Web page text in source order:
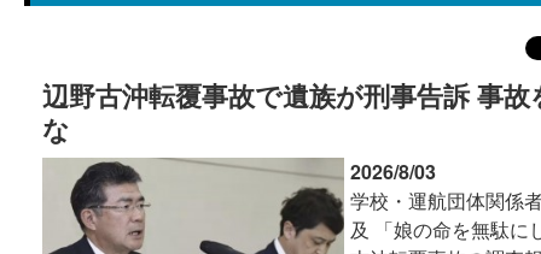
辺野古沖転覆事故で遺族が刑事告訴 事
な
2026/8/03
学校・運航団体関係
及 「娘の命を無駄